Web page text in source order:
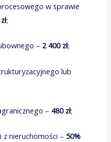
w sprawie
;
– 2 400 zł;
lub
– 480 zł;
z nieruchomości – 50%